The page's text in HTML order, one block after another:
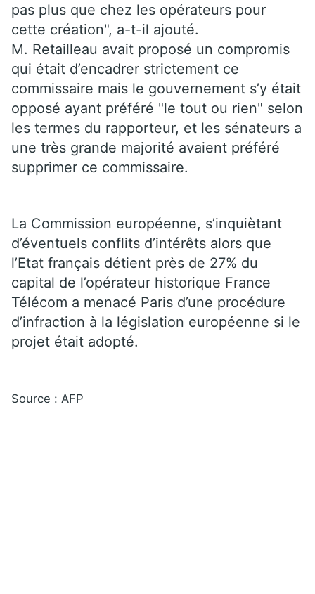
pas plus que chez les opérateurs pour
cette création", a-t-il ajouté.
M. Retailleau avait proposé un compromis
qui était d’encadrer strictement ce
commissaire mais le gouvernement s’y était
opposé ayant préféré "le tout ou rien" selon
les termes du rapporteur, et les sénateurs a
une très grande majorité avaient préféré
supprimer ce commissaire.
La Commission européenne, s’inquiètant
d’éventuels conflits d’intérêts alors que
l’Etat français détient près de 27% du
capital de l’opérateur historique France
Télécom a menacé Paris d’une procédure
d’infraction à la législation européenne si le
projet était adopté.
Source : AFP